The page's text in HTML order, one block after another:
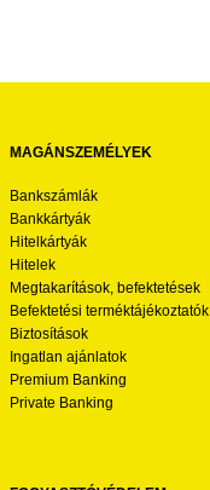
MAGÁNSZEMÉLYEK
Bankszámlák
Bankkártyák
Hitelkártyák
Hitelek
Megtakarítások, befektetések
Befektetési terméktájékoztatók
Biztosítások
Ingatlan ajánlatok
Premium Banking
Private Banking